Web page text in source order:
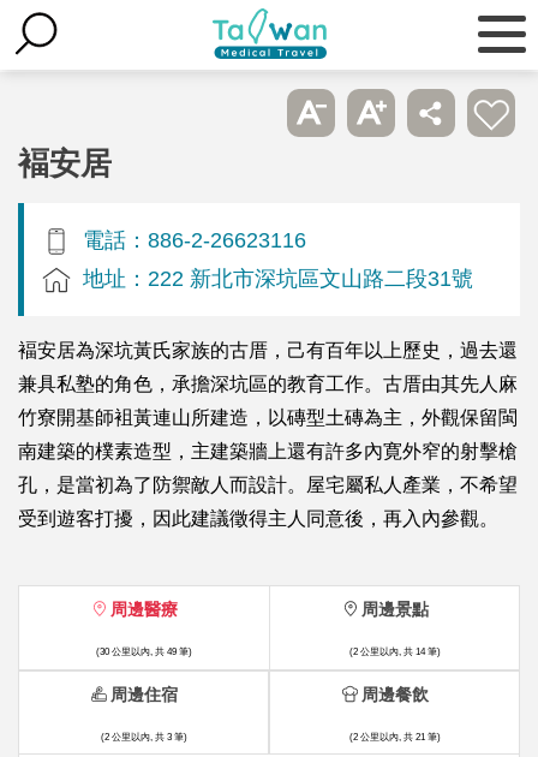
褔安居
電話：886-2-26623116
地址：222 新北市深坑區文山路二段31號
褔安居為深坑黃氏家族的古厝，己有百年以上歷史，過去還
兼具私塾的角色，承擔深坑區的教育工作。古厝由其先人麻
竹寮開基師袓黃連山所建造，以磚型土磚為主，外觀保留閩
南建築的樸素造型，主建築牆上還有許多內寛外窄的射擊槍
孔，是當初為了防禦敵人而設計。屋宅屬私人產業，不希望
受到遊客打擾，因此建議徵得主人同意後，再入內參觀。
周邊醫療
(30 公里以內, 共 49 筆)
周邊景點
(2 公里以內, 共 14 筆)
周邊住宿
(2 公里以內, 共 3 筆)
周邊餐飲
(2 公里以內, 共 21 筆)